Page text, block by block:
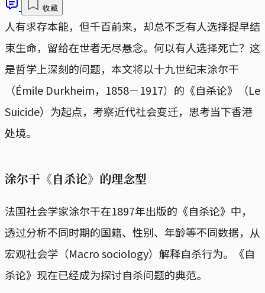
收藏
人有求存本能，但千百前来，却总不乏有人选择提早结
束生命，留给在世者无尽悬念。何以有人选择死亡？这
是哲学上深刻的问题，本文将以十九世纪末涂尔干
（Émile Durkheim，1858－1917）的《自杀论》（Le
Suicide）为起点，考察近代社会变迁，思考当下香港
处境。
涂尔干《自杀论》的理念型
法国社会学家涂尔干在1897年出版的《自杀论》中，
透过分析不同时期的国籍、性别、年龄等不同数据，从
宏观社会学（Macro sociology）解释自杀行为。《自
杀论》现在已经成为探讨自杀问题的典范。